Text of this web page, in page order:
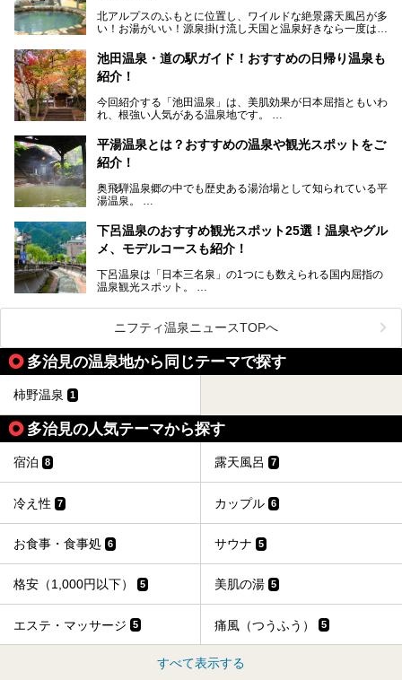
岐阜の手仕事に触れる旅とともに楽しんでみてはいかがでし
ょう！
───
提供元：岐阜県【PR】
この記事は岐阜県のPR記事です。
北アルプスのふもとに位置し、ワイルドな絶景露天風呂が多
い！お湯がいい！源泉掛け流し天国と温泉好きなら一度は行
「平湯温泉」「福地温泉」「新平湯温泉」「栃尾温泉」「新
穂高温泉」と5つの温泉地を総称して奥飛騨温泉郷と呼びま
風呂を5ヶ所ご紹介したいと思います。いずれも素晴らしい
温泉ですよ！
池田温泉・道の駅ガイド！おすすめの日帰り温泉も
紹介！
今回紹介する「池田温泉」は、美肌効果が日本屈指ともいわ
れ、根強い人気がある温泉地です。
温泉旅として利用することができます。
池田温泉には道の駅があるなど、温泉、観光、買い物と、さ
そんな池田温泉の魅力を詳しく紹介していきます！
平湯温泉とは？おすすめの温泉や観光スポットをご
紹介！
奥飛騨温泉郷の中でも歴史ある湯治場として知られている平
湯温泉。
らの利用客も増え、ますます賑わいを見せています。そこで
今回は、平湯温泉の観光スポットとおすすめの温泉施設を紹
介します。気になる温泉をぜひチェックしてみてください。
下呂温泉のおすすめ観光スポット25選！温泉やグル
メ、モデルコースも紹介！
下呂温泉は「日本三名泉」の1つにも数えられる国内屈指の
温泉観光スポット。
のグルメを楽しんだり、周辺にある名所にも足を伸ばしたり
したいもの。
本記事では、下呂温泉エリアにあるおすすめの観光スポット
をご紹介するとともに散策する際のモデルコースもご提案。
下呂温泉観光をたっぷりとガイドします！
ニフティ温泉ニュースTOPへ
多治見の温泉地から同じテーマで探す
柿野温泉 1
多治見の人気テーマから探す
宿泊 8 露天風呂 7
冷え性 7 カップル 6
お食事・食事処 6 サウナ 5
格安（1,000円以下） 5 美肌の湯 5
エステ・マッサージ 5 痛風（つうふう） 5
すべて表示する